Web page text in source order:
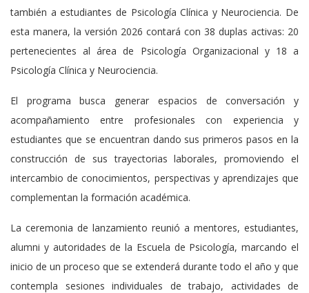
también a estudiantes de Psicología Clínica y Neurociencia. De
esta manera, la versión 2026 contará con 38 duplas activas: 20
pertenecientes al área de Psicología Organizacional y 18 a
Psicología Clínica y Neurociencia.
El programa busca generar espacios de conversación y
acompañamiento entre profesionales con experiencia y
estudiantes que se encuentran dando sus primeros pasos en la
construcción de sus trayectorias laborales, promoviendo el
intercambio de conocimientos, perspectivas y aprendizajes que
complementan la formación académica.
La ceremonia de lanzamiento reunió a mentores, estudiantes,
alumni y autoridades de la Escuela de Psicología, marcando el
inicio de un proceso que se extenderá durante todo el año y que
contempla sesiones individuales de trabajo, actividades de